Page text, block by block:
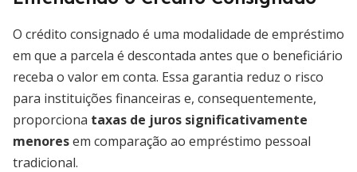
O crédito consignado é uma modalidade de empréstimo
em que a parcela é descontada antes que o beneficiário
receba o valor em conta. Essa garantia reduz o risco
para instituições financeiras e, consequentemente,
proporciona taxas de juros significativamente
menoresem comparação ao empréstimo pessoal
tradicional.